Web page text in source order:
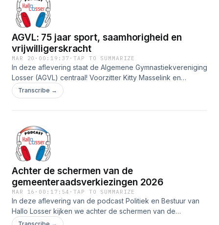
AGVL: 75 jaar sport, saamhorigheid en
vrijwilligerskracht
MAR 20 · 00:19:37 ·TAP TO SUMMARIZE
In deze aflevering staat de Algemene Gymnastiekvereniging
Losser (AGVL) centraal! Voorzitter Kitty Masselink en
penningmeester Maarten Mijwaard vertellen over het rijke
verleden van de club, het brede sportaanbod van
Transcribe →
Achter de schermen van de
gemeenteraadsverkiezingen 2026
MAR 16 · 00:17:54 ·TAP TO SUMMARIZE
In deze aflevering van de podcast Politiek en Bestuur van
Hallo Losser kijken we achter de schermen van de
gemeenteraadsverkiezingen in Losser. Burgemeester